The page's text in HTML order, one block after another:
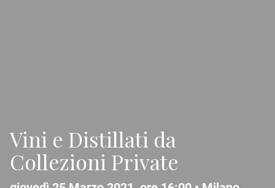
Vini e Distillati da
Collezioni Private